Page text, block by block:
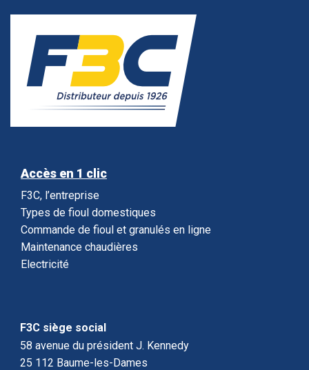
Accès en 1 clic
F3C, l’entreprise
Types de fioul domestiques
Commande de fioul et granulés en ligne
Maintenance chaudières
Electricité
F3C siège social
58 avenue du président J. Kennedy
25 112 Baume-les-Dames